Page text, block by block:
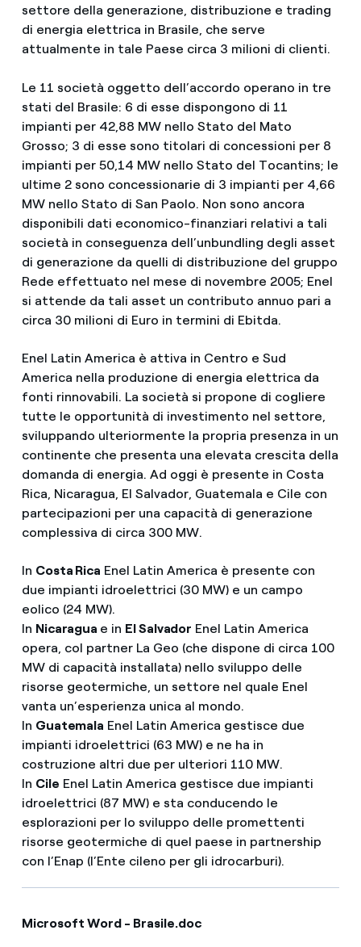
settore della generazione, distribuzione e trading
di energia elettrica in Brasile, che serve
attualmente in tale Paese circa 3 milioni di clienti.
Le 11 società oggetto dell’accordo operano in tre
stati del Brasile: 6 di esse dispongono di 11
impianti per 42,88 MW nello Stato del Mato
Grosso; 3 di esse sono titolari di concessioni per 8
impianti per 50,14 MW nello Stato del Tocantins; le
ultime 2 sono concessionarie di 3 impianti per 4,66
MW nello Stato di San Paolo. Non sono ancora
disponibili dati economico-finanziari relativi a tali
società in conseguenza dell’unbundling degli asset
di generazione da quelli di distribuzione del gruppo
Rede effettuato nel mese di novembre 2005; Enel
si attende da tali asset un contributo annuo pari a
circa 30 milioni di Euro in termini di Ebitda.
Enel Latin America è attiva in Centro e Sud
America nella produzione di energia elettrica da
fonti rinnovabili. La società si propone di cogliere
tutte le opportunità di investimento nel settore,
sviluppando ulteriormente la propria presenza in un
continente che presenta una elevata crescita della
domanda di energia. Ad oggi è presente in Costa
Rica, Nicaragua, El Salvador, Guatemala e Cile con
partecipazioni per una capacità di generazione
complessiva di circa 300 MW.
In Costa Rica Enel Latin America è presente con
due impianti idroelettrici (30 MW) e un campo
eolico (24 MW).
In Nicaragua e in El Salvador Enel Latin America
opera, col partner La Geo (che dispone di circa 100
MW di capacità installata) nello sviluppo delle
risorse geotermiche, un settore nel quale Enel
vanta un’esperienza unica al mondo.
In Guatemala Enel Latin America gestisce due
impianti idroelettrici (63 MW) e ne ha in
costruzione altri due per ulteriori 110 MW.
In Cile Enel Latin America gestisce due impianti
idroelettrici (87 MW) e sta conducendo le
esplorazioni per lo sviluppo delle promettenti
risorse geotermiche di quel paese in partnership
con l’Enap (l’Ente cileno per gli idrocarburi).
Microsoft Word - Brasile.doc